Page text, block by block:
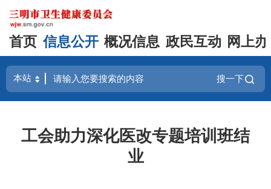
首页 信息公开 概况信息 政民互动 网上
搜一下
工会助力深化医改专题培训班结
业